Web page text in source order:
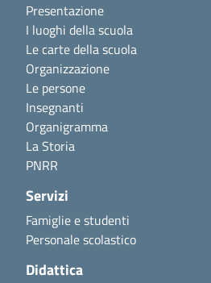
Presentazione
I luoghi della scuola
Le carte della scuola
Organizzazione
Le persone
Insegnanti
Organigramma
La Storia
PNRR
Servizi
Famiglie e studenti
Personale scolastico
Didattica